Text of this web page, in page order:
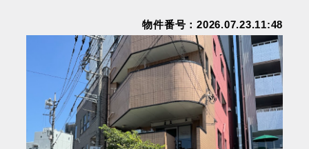
物件番号：2026.07.23.11:48